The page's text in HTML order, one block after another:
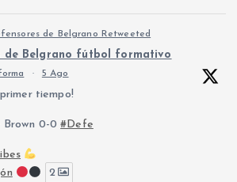
de Belgrano Retweeted
de Belgrano fútbol formativo
· 5 Ago
tiempo!
Brown 0-0#Defe
2